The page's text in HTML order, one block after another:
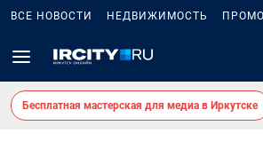
ВСЕ НОВОСТИ НЕДВИЖИМОСТЬ
Бесплатная мастерская для медиа в Иркутске